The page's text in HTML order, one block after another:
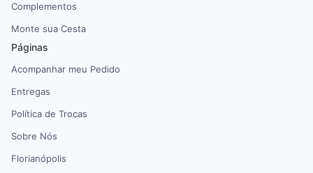
Complementos
Monte sua Cesta
Páginas
Acompanhar meu Pedido
Entregas
Política de Trocas
Sobre Nós
Florianópolis